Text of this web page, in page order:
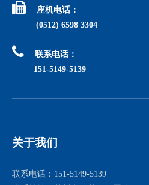

座机电话：
(0512) 6598 3304

联系电话：
151-5149-5139
关于我们
联系电话：151-5149-5139